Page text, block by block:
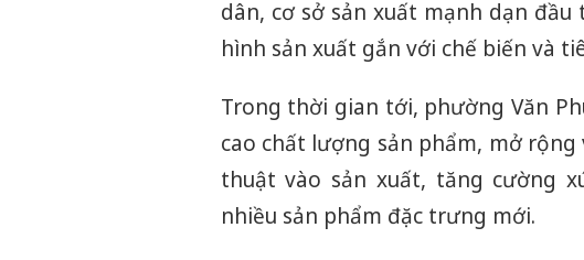
dân, cơ sở sản xuất mạnh dạn
hình sản xuất gắn với chế biến và
Trong thời gian tới, phường Văn
cao chất lượng sản phẩm, mở
thuật vào sản xuất, tăng cường
nhiều sản phẩm đặc trưng mới.